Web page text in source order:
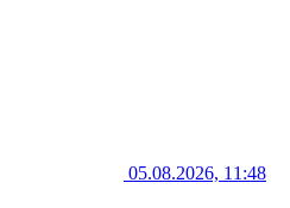
05.08.2026, 11:48